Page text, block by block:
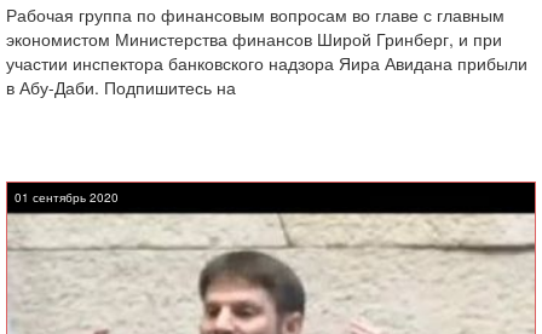
Рабочая группа по финансовым вопросам во главе с главным
экономистом Министерства финансов Широй Гринберг, и при
участии инспектора банковского надзора Яира Авидана прибыли
в Абу-Даби. Подпишитесь на
01 сентябрь 2020